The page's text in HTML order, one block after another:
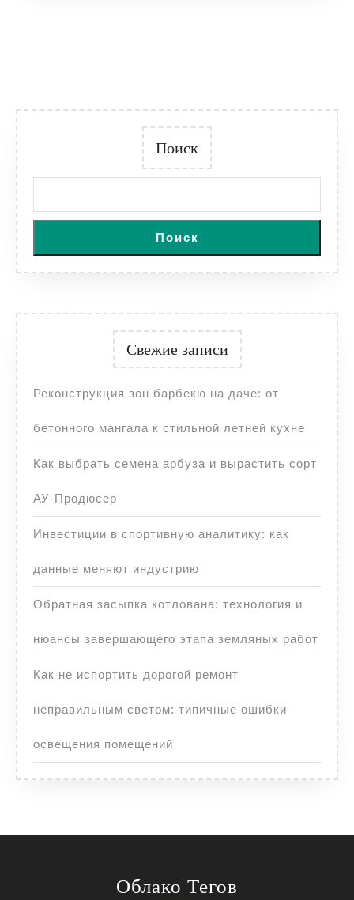
Поиск
Поиск
Свежие записи
Реконструкция зон барбекю на даче: от
бетонного мангала к стильной летней кухне
Как выбрать семена арбуза и вырастить сорт
АУ-Продюсер
Инвестиции в спортивную аналитику: как
данные меняют индустрию
Обратная засыпка котлована: технология и
нюансы завершающего этапа земляных работ
Как не испортить дорогой ремонт
неправильным светом: типичные ошибки
освещения помещений
Облако Тегов